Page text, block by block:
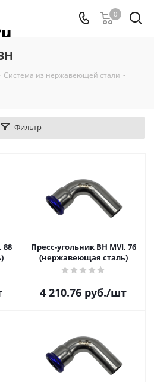
0
Система из нержавеющей стали -
Фильтр
88
Пресс-угольник ВН MVI, 76
(нержавеющая сталь)
4 210.76 руб./шт